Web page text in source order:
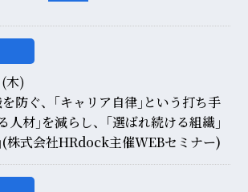
木)
防ぐ、｢キャリア自律｣という打ち手
人材｣を減らし、｢選ばれ続ける組織｣
(株式会社HRdock主催WEBセミナー)